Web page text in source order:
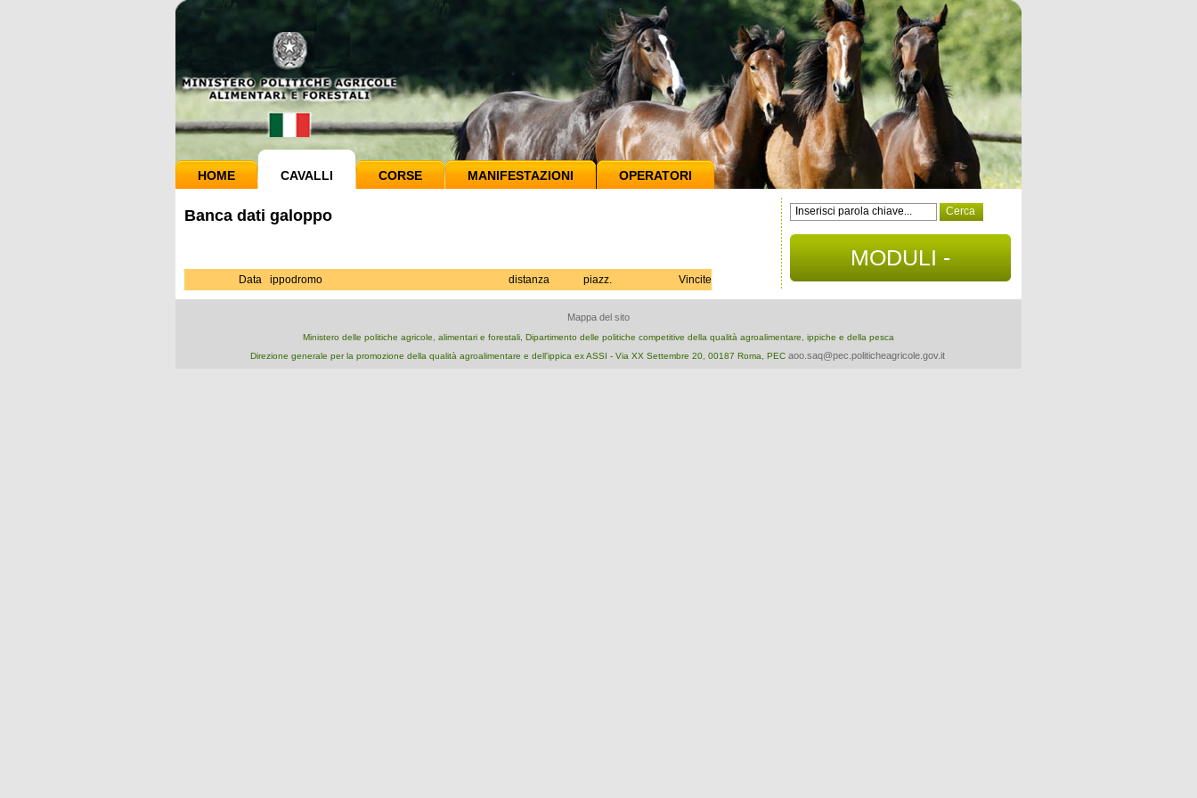
HOME CAVALLI CORSE MANIFESTAZIONI OPERATORI
Banca dati galoppo
Data ippodromo distanza piazz. Vincite
MODULI -
DOCUMENTI
Mappa del sito
Ministero delle politiche agricole, alimentari e forestali, Dipartimento delle politiche competitive della qualità agroalimentare, ippiche e della pesca
Direzione generale per la promozione della qualità agroalimentare e dell'ippica ex ASSI - Via XX Settembre 20, 00187 Roma, PEC aoo.saq@pec.politicheagricole.gov.it